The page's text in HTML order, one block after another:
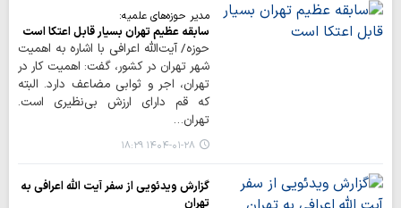
مدیر حوزه‌های علمیه:
سابقه عظیم تهران بسیار قابل اعتکا است
حوزه/ آیت‌الله اعرافی با اشاره به اهمیت
شهر تهران در کشور، گفت: اهمیت کار در
تهران، اجر و ثوابی مضاعف دارد. البته
که قم دارای ارزش بی‌نظیری است.
تهران…
۱۴۰۴-۰۱-۲۸ ۱۸:۲۹
گزارش ویدئویی از سفر آیت الله اعرافی به
تهران